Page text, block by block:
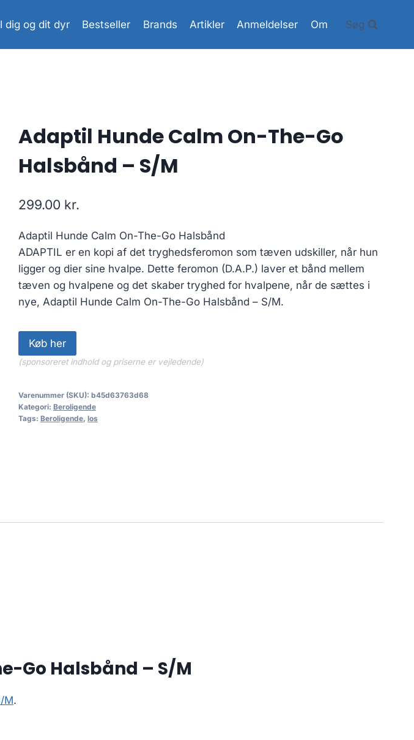
dig og dit dyr Bestseller Brands Artikler Anmeldelser Om Søg
Adaptil Hunde Calm On-The-Go
Halsbånd – S/M
299.00 kr.
Adaptil Hunde Calm On-The-Go Halsbånd
ADAPTIL er en kopi af det tryghedsferomon som tæven udskiller, når hun
ligger og dier sine hvalpe. Dette feromon (D.A.P.) laver et bånd mellem
tæven og hvalpene og det skaber tryghed for hvalpene, når de sættes i
nye, Adaptil Hunde Calm On-The-Go Halsbånd – S/M.
Køb her
(sponsoreret indhold og priserne er vejledende)
Varenummer (SKU): b45d63763d68
Kategori: Beroligende
Tags: Beroligende, los
Go Halsbånd – S/M
M.